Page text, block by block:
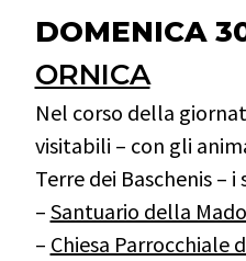
DOMENICA
ORNICA
Nel corso della
visitabili – con gli
Terre dei Baschenis –
– Santuario della
– Chiesa Parrocchiale